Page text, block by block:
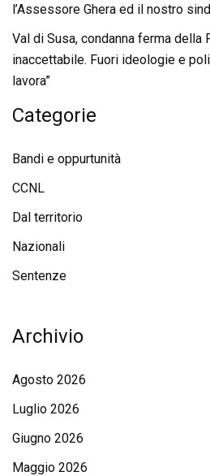
l’Assessore Ghera ed il nostro
Val di Susa, condanna ferma della
inaccettabile. Fuori ideologie e
lavora”
Categorie
Bandi e oppurtunità
CCNL
Dal territorio
Nazionali
Sentenze
Archivio
Agosto 2026
Luglio 2026
Giugno 2026
Maggio 2026